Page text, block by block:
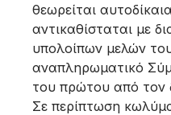
θεωρείται
αντικαθίσταται με
υπολοίπων μελών
αναπληρωματικό
του πρώτου από τον
Σε περίπτωση